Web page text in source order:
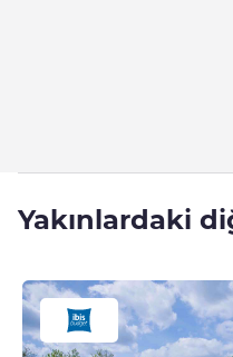
Yakınlardaki